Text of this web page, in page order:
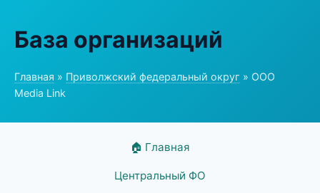
База организаций
Главная » Приволжский федеральный округ » ООО
Media Link
🏠 Главная
Центральный ФО